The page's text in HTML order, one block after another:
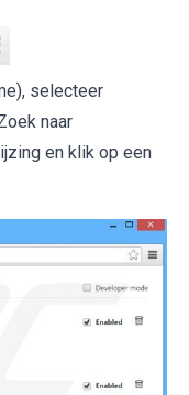
selecteer
naar
en klik op een